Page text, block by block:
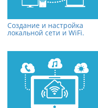
Создание и настройка
локальной сети и WiFi.